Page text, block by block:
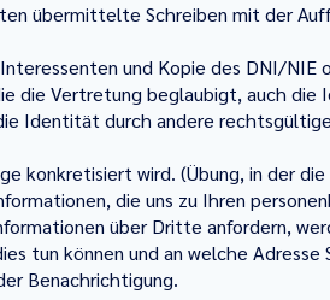
übermittelte Schreiben mit der
und Kopie des DNI/
die Vertretung beglaubigt, auch
Identität durch andere
konkretisiert wird. (Übung, in der
die uns zu Ihren
über Dritte anfordern,
tun können und an welche
Benachrichtigung.